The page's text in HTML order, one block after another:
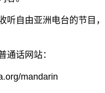
听自由亚洲电台的节目
通话网站：
mandarin